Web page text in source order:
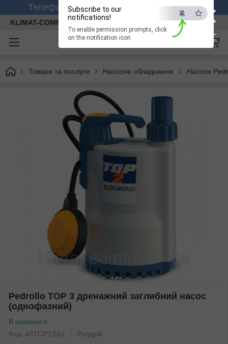
×
ESC
Subscribe to our
notifications!
To enable permission prompts, click
on the notification icon
Телефонуйте +380 (99) 158-26-56 (viber)
KLIMAT-COMFORT
Товари та послуги Насосне обладнання Насоси
Pedrollo TOP 3 дренажний заглибний насос
(однофазний)
В наявності
Код: 48TOP13A1
Роздріб